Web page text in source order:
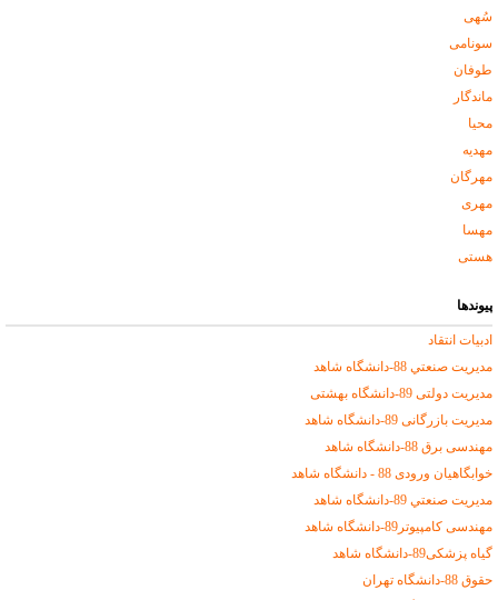
سُهی
سونامی
طوفان
ماندگار
محیا
مهدیه
مهرگان
مهری
مهسا
هستی
پیوندها
ادبیات انتقاد
مديريت صنعتي 88-دانشگاه شاهد
مدیریت دولتی 89-دانشگاه بهشتی
مديريت بازرگانی 89-دانشگاه شاهد
مهندسی برق 88-دانشگاه شاهد
خوابگاهیان ورودی 88 - دانشگاه شاهد
مديريت صنعتي 89-دانشگاه شاهد
مهندسی کامپیوتر89-دانشگاه شاهد
گیاه پزشکی89-دانشگاه شاهد
حقوق 88-دانشگاه تهران